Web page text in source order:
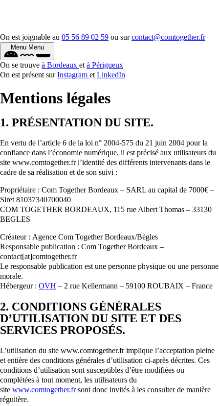
On est joignable au 05 56 89 02 59 ou surcontact@comtogether.fr
Menu Menu
On se trouve à Bordeaux et à Périgueux
On est présent surInstagram et LinkedIn
Mentions légales
1. PRÉSENTATION DU SITE.
En vertu de l’article 6 de la loi n° 2004-575 du 21 juin 2004 pour la
confiance dans l’économie numérique, il est précisé aux utilisateurs du
site www.comtogether.fr l’identité des différents intervenants dans le
cadre de sa réalisation et de son suivi :
Propriétaire : Com Together Bordeaux – SARL au capital de 7000€ –
Siret 81037340700040
COM TOGETHER BORDEAUX, 115 rue Albert Thomas – 33130
BEGLES
Créateur : Agence Com Together Bordeaux/Bègles
Responsable publication : Com Together Bordeaux –
contact[at]comtogether.fr
Le responsable publication est une personne physique ou une personne
morale.
Hébergeur : OVH – 2 rue Kellermann – 59100 ROUBAIX – France
2. CONDITIONS GÉNÉRALES
D’UTILISATION DU SITE ET DES
SERVICES PROPOSÉS.
L’utilisation du site www.comtogether.fr implique l’acceptation pleine
et entière des conditions générales d’utilisation ci-après décrites. Ces
conditions d’utilisation sont susceptibles d’être modifiées ou
complétées à tout moment, les utilisateurs du
site www.comtogether.frsont donc invités à les consulter de manière
régulière.